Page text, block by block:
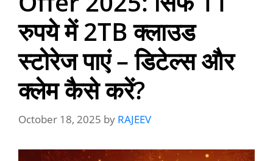
रुपये में 2TB क्लाउड
स्टोरेज पाएं – डिटेल्स और
क्लेम कैसे करें?
October 18, 2025 by RAJEEV